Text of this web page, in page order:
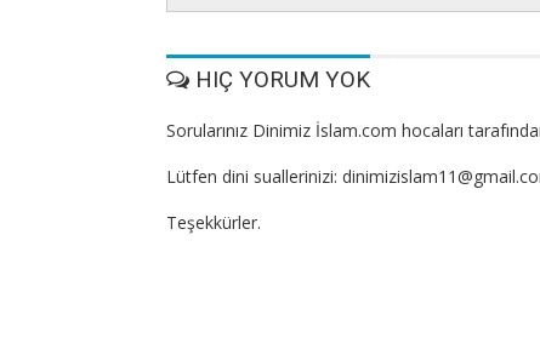
HIÇ YORUM YOK
Sorularınız Dinimiz İslam.com hocaları
Lütfen dini suallerinizi:
Teşekkürler.